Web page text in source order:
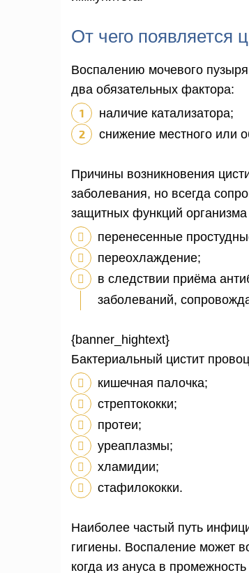
От чего появляется
Воспалению мочевого
два обязательных фактора:
наличие катализатора;
снижение местного или
Причины возникновения
заболевания, но всегда
защитных функций
перенесенные
переохлаждение;
в следствии приёма
заболеваний,
{banner_hightext}
Бактериальный цистит
кишечная палочка;
стрептококки;
протеи;
уреаплазмы;
хламидии;
стафилококки.
Наиболее частый путь
гигиены. Воспаление может
когда из ануса в